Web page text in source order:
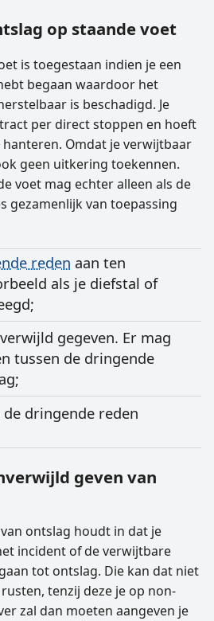
op staande voet
is toegestaan indien je een
begaan waardoor het
is beschadigd. Je
per direct stoppen en hoeft
Omdat je verwijtbaar
geen uitkering toekennen.
voet mag echter alleen als de
gezamenlijk van toepassing
reden aan ten
als je diefstal of
gegeven. Er mag
tussen de dringende
de dringende reden
geven van
ontslag houdt in dat je
incident of de verwijtbare
tot ontslag. Die kan dat niet
tenzij deze je op non-
zal dan moeten aangeven je